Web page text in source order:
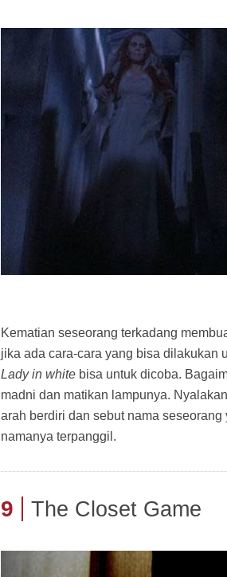
Kematian seseorang terkadang
jika ada cara-cara yang bisa dilakukan
Lady in white bisa untuk dicoba.
madni dan matikan lampunya.
arah berdiri dan sebut nama
namanya terpanggil.
9 The Closet Game